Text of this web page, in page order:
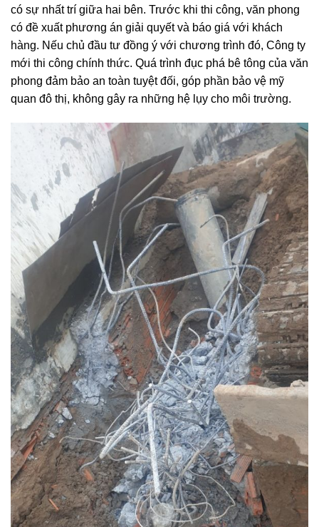
có sự nhất trí giữa hai bên. Trước khi thi công, văn phong
có đề xuất phương án giải quyết và báo giá với khách
hàng. Nếu chủ đầu tư đồng ý với chương trình đó, Công ty
mới thi công chính thức. Quá trình đục phá bê tông của văn
phong đảm bảo an toàn tuyệt đối, góp phần bảo vệ mỹ
quan đô thị, không gây ra những hệ lụy cho môi trường.